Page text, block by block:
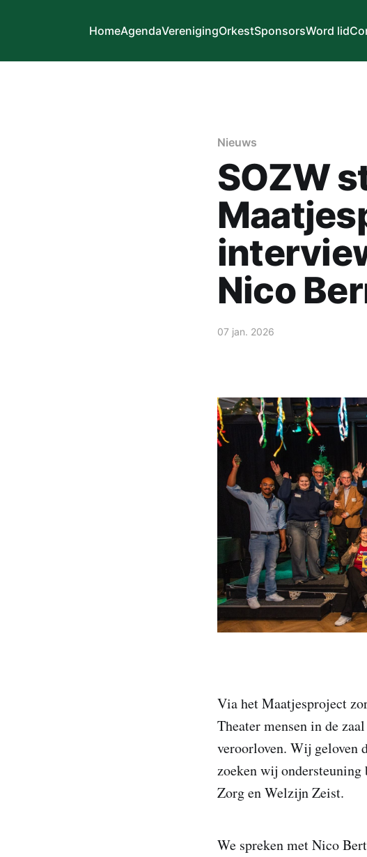
HomeAgendaVerenigingOrkestSponsorsWord lid
Nieuws
SOZW
Nico
07 jan. 2026
Via het Maatjesproject
Theater mensen in de
veroorloven. Wij geloven
zoeken wij
Zorg en Welzijn Zeist.
We spreken met Nico